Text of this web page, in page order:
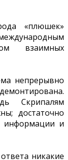
«плюшек»
взаимных
непрерывно
Скрипалям
достаточно
информации и
никакие